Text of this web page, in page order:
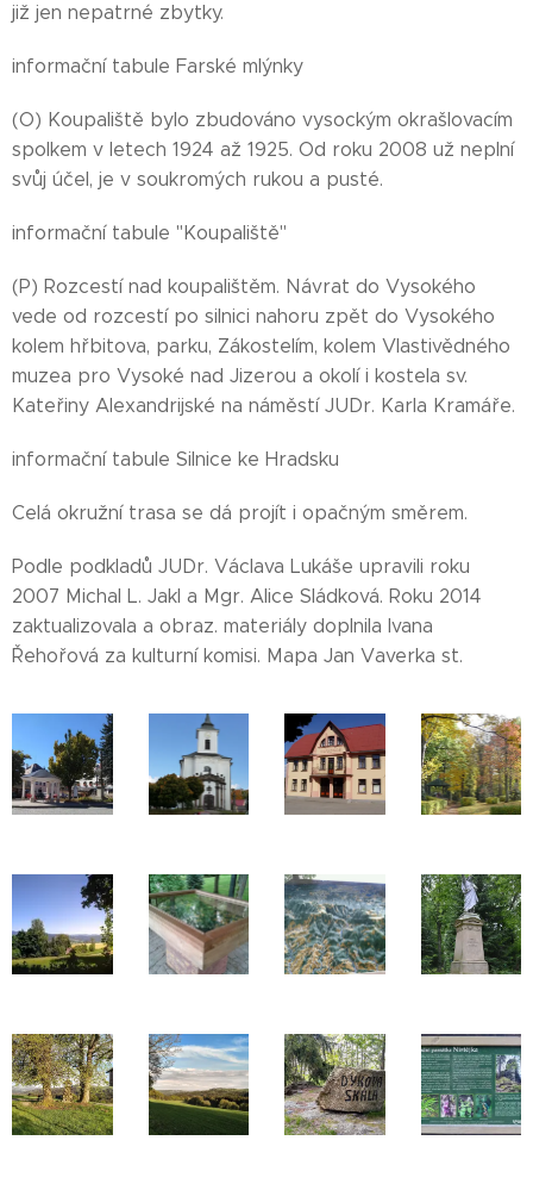
již jen nepatrné zbytky.
informační tabule Farské mlýnky
(O) Koupaliště bylo zbudováno vysockým okrašlovacím
spolkem v letech 1924 až 1925. Od roku 2008 už neplní
svůj účel, je v soukromých rukou a pusté.
informační tabule "Koupaliště"
(P) Rozcestí nad koupalištěm. Návrat do Vysokého
vede od rozcestí po silnici nahoru zpět do Vysokého
kolem hřbitova, parku, Zákostelím, kolem Vlastivědného
muzea pro Vysoké nad Jizerou a okolí i kostela sv.
Kateřiny Alexandrijské na náměstí JUDr. Karla Kramáře.
informační tabule Silnice ke Hradsku
Celá okružní trasa se dá projít i opačným směrem.
Podle podkladů JUDr. Václava Lukáše upravili roku
2007 Michal L. Jakl a Mgr. Alice Sládková. Roku 2014
zaktualizovala a obraz. materiály doplnila Ivana
Řehořová za kulturní komisi. Mapa Jan Vaverka st.